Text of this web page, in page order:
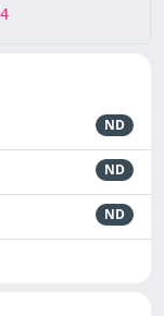
ND
ND
ND